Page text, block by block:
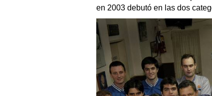
en 2003 debutó en las dos